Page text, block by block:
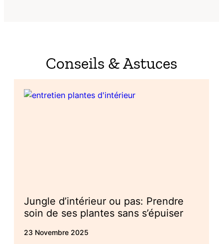
Conseils & Astuces
Jungle d’intérieur ou pas: Prendre
soin de ses plantes sans s’épuiser
23 Novembre 2025